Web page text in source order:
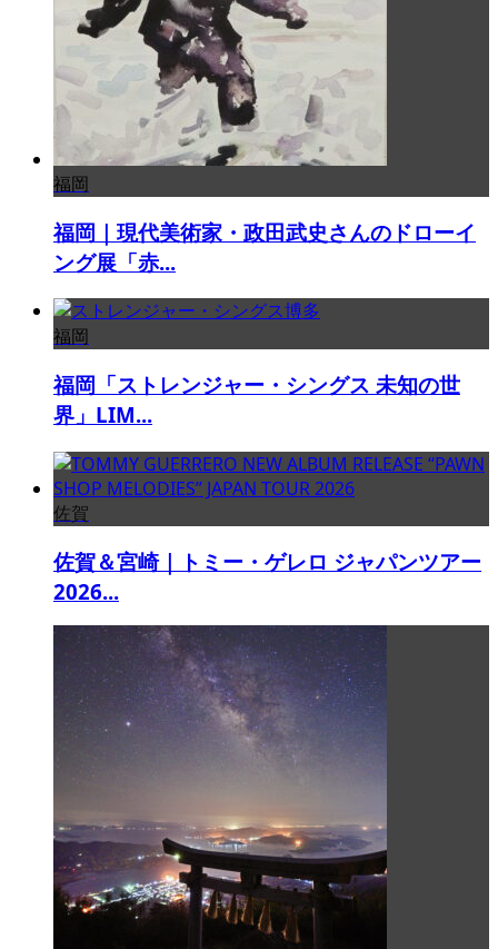
福岡
福岡｜現代美術家・政田武史さんのドローイ
ング展「赤...
福岡
福岡「ストレンジャー・シングス 未知の世
界」LIM...
佐賀
佐賀＆宮崎｜トミー・ゲレロ ジャパンツアー
2026...